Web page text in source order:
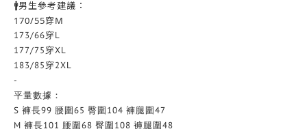
🚹男生參考建議：
170/55穿M
173/66穿L
177/75穿XL
183/85穿2XL
-
平量數據：
S 褲長99 腰圍65 臀圍104 褲腿圍47
M 褲長101 腰圍68 臀圍108 褲腿圍48